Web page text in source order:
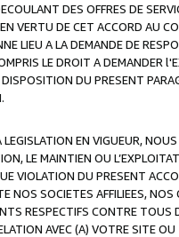
DES OFFRES DE
VERTU DE CET ACCORD AU
LIEU A LA DEMANDE DE
LE DROIT A DEMANDER
DU PRESENT
LEGISLATION EN VIGUEUR,
LE MAINTIEN OU
VIOLATION DU PRESENT
NOS SOCIETES AFFILIEES,
RESPECTIFS CONTRE
AVEC (A) VOTRE SITE